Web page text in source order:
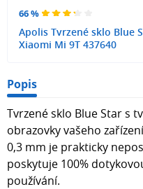
66 %
Apolis Tvrzené sklo Blue
Xiaomi Mi 9T 437640
Popis
Tvrzené sklo Blue Star s
obrazovky vašeho
0,3 mm je prakticky
poskytuje 100%
používání.